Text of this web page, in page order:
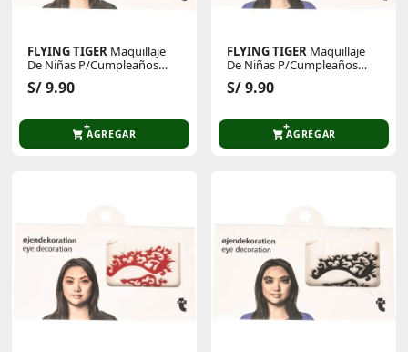
FLYING TIGER Maquillaje
De Niñas P/Cumpleaños
Y/O Halloween 2001608-C
S/ 9.90
AGREGAR
FLYING TIGER Maquillaje
De Niñas P/Cumpleaños
Y/O Halloween 2001608-C
S/ 9.90
AGREGAR